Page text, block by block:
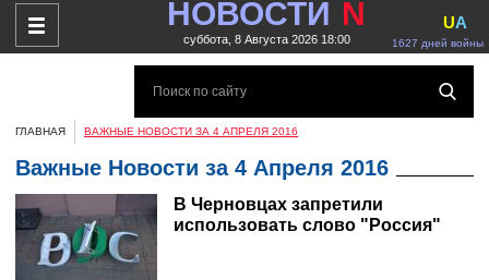
НОВОСТИ N
суббота, 8 Августа 2026 18:00 1627 дней войны
UA
ГЛАВНАЯ ВАЖНЫЕ НОВОСТИ ЗА 4 АПРЕЛЯ 2016
Важные Новости за 4 Апреля 2016
В Черновцах запретили
использовать слово "Россия"